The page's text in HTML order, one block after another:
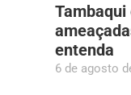
entenda
6 de agosto